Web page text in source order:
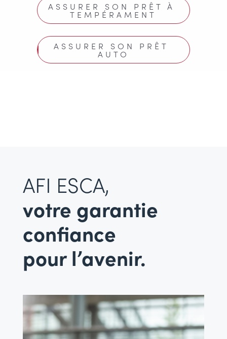
ASSURER SON PRÊT À
TEMPÉRAMENT
ASSURER SON PRÊT
AUTO
AFI ESCA,
votre garantie
confiance
pour l’avenir.